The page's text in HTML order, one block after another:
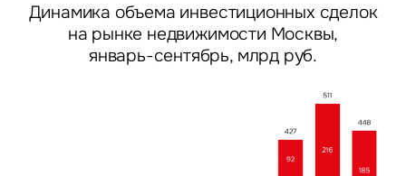
Динамика объема инвестиционных сделок
на рынке недвижимости Москвы,
январь-сентябрь, млрд руб.